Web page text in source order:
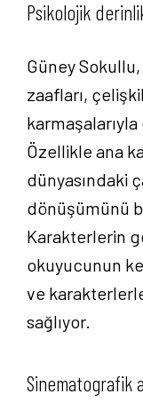
Psikolojik
Güney
zaafları,
karmaşalarıyla
Özellikle ana
dünyasındaki
dönüşümünü
Karakterlerin
okuyucunun
ve
sağlıyor.
Sinematografik